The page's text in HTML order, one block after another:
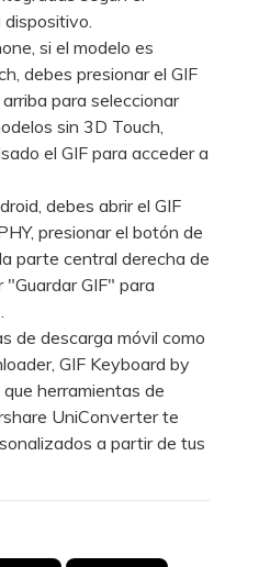
si el modelo es
debes presionar el GIF
para seleccionar
sin 3D Touch,
el GIF para acceder a
debes abrir el GIF
presionar el botón de
parte central derecha de
GIF" para
descarga móvil como
GIF Keyboard by
herramientas de
UniConverter te
a partir de tus